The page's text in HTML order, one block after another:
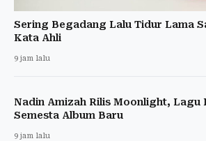
Sering Begadang Lalu Tidur Lama
Kata Ahli
9 jam lalu
Nadin Amizah Rilis Moonlight, Lagu
Semesta Album Baru
9 jam lalu